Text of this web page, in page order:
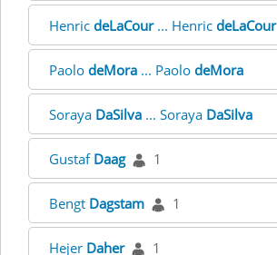
Henric deLaCour... Henric deLaCour
Paolo deMora ... Paolo deMora
Soraya DaSilva ... Soraya DaSilva
Gustaf Daag 1
Bengt Dagstam 1
Hejer Daher 1